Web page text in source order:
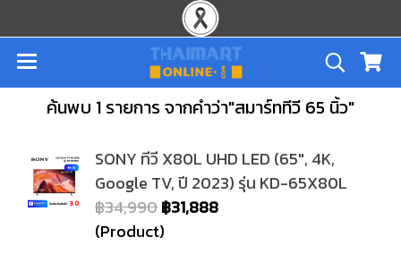
ค้นพบ 1 รายการ จากคำว่า"สมาร์ททีวี 65 นิ้ว"
SONY ทีวี X80L UHD LED (65", 4K,
Google TV, ปี 2023) รุ่น KD-65X80L
฿34,990฿31,888
(Product)